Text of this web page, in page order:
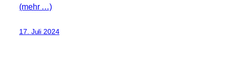
(mehr …)
17. Juli 2024